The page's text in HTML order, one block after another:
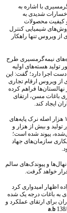
با اشاره به
شدیدی به
کیفیت محصولات
شیمیایی کنترل
از ویروس تنها راهکار
نیمه‌گرمسیری طرح
تولید هسته‌های اولیه
اجرا دارد؛ گفت: این
از ویروس ارقام تجاری
نهالستان‌ها فراهم کرده
باغات مسن، ارتقای
ایجاد کند.
آقاجانزاده با اشاره به این‌که تاکنون حدود ۱۰ هزار اصله نرک پایه‌های
و بیش از هزار و
پیوند شده است؛
سازمان‌های جهاد
نهال‌ها و پیوندک‌های سالم
خواهد گرفت.
اظهار امیدواری کرد
به باغات درجه یک شده
برای ارتقای عملکرد و
138
a.b